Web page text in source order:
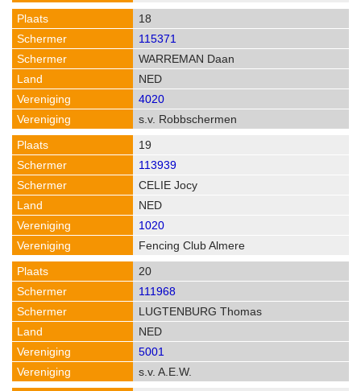
18
115371
WARREMAN Daan
NED
4020
s.v. Robbschermen
19
113939
CELIE Jocy
NED
1020
Fencing Club Almere
20
111968
LUGTENBURG Thomas
NED
5001
s.v. A.E.W.